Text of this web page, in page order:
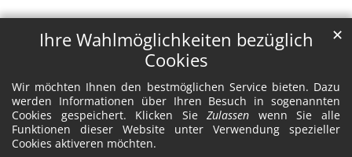
Ihre Wahlmöglichkeiten bezüglich
Cookies
Wir möchten Ihnen den bestmöglichen Service bieten. Dazu
werden Informationen über Ihren Besuch in sogenannten
Cookies gespeichert. Klicken SieZulassen wenn Sie alle
Funktionen dieser Website unter Verwendung spezieller
Cookies aktiveren möchten.
✕